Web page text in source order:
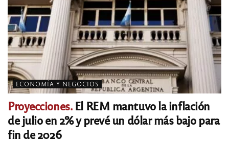
ECONOMÍA Y NEGOCIOS
Proyecciones.El REM mantuvo la inflación
de julio en 2% y prevé un dólar más bajo para
fin de 2026